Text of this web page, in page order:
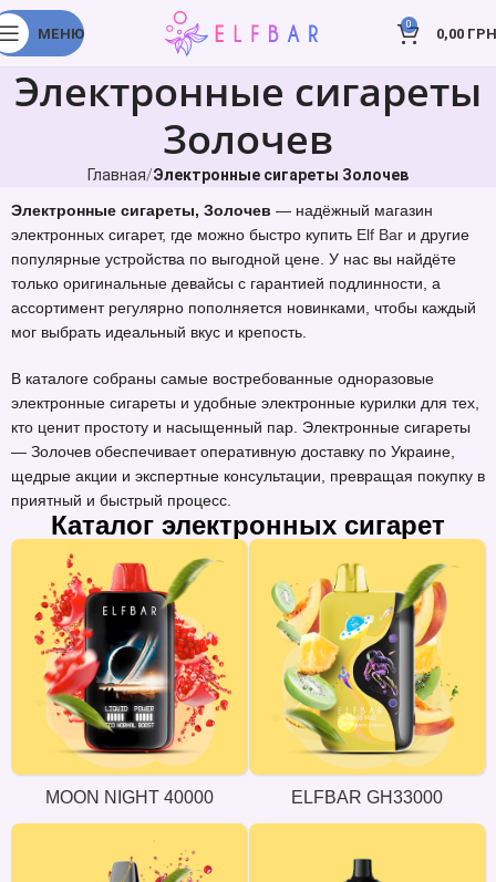
МЕНЮ
0
0,00
Электронные сигареты
Золочев
Главная Электронные сигареты Золочев
Электронные сигареты, Золочев — надёжный магазин
электронных сигарет, где можно быстро купить Elf Bar и другие
популярные устройства по выгодной цене. У нас вы найдёте
только оригинальные девайсы с гарантией подлинности, а
ассортимент регулярно пополняется новинками, чтобы каждый
мог выбрать идеальный вкус и крепость.
В каталоге собраны самые востребованные одноразовые
электронные сигареты и удобные электронные курилки для тех,
кто ценит простоту и насыщенный пар. Электронные сигареты
— Золочев обеспечивает оперативную доставку по Украине,
щедрые акции и экспертные консультации, превращая покупку в
приятный и быстрый процесс.
Каталог электронных сигарет
MOON NIGHT 40000 ELFBAR GH33000